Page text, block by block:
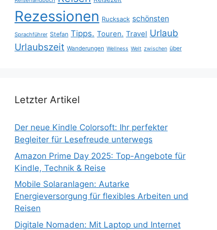
Rezessionen Rucksack schönsten
Sprachführer Stefan Tipps. Touren. Travel Urlaub
Urlaubszeit Wanderungen Wellness Welt zwischen über
Letzter Artikel
Der neue Kindle Colorsoft: Ihr perfekter
Begleiter für Lesefreude unterwegs
Amazon Prime Day 2025: Top-Angebote für
Kindle, Technik & Reise
Mobile Solaranlagen: Autarke
Energieversorgung für flexibles Arbeiten und
Reisen
Digitale Nomaden: Mit Laptop und Internet